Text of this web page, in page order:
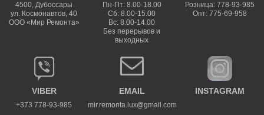
4500,Дубоссары
ул. Космонавтов, 40
ООО «Мир Ремонта»
Пн-Пт: 8.00-18.00
Сб: 8.00-15.00
Вс: 8.00-14.00
Без перерывов и
выходных
Розница: 778-93-985
Опт: 775-69-958
VIBER
+373 778-93-985
EMAIL
mir.remonta.lux@gmail.com
INSTAGRAM